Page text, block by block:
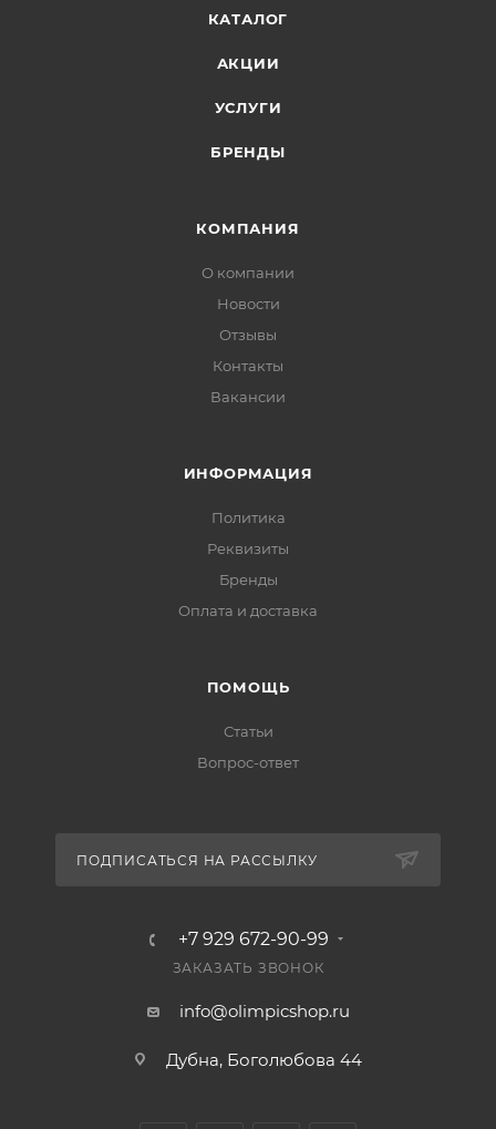
КАТАЛОГ
АКЦИИ
УСЛУГИ
БРЕНДЫ
КОМПАНИЯ
О компании
Новости
Отзывы
Контакты
Вакансии
ИНФОРМАЦИЯ
Политика
Реквизиты
Бренды
Оплата и доставка
ПОМОЩЬ
Статьи
Вопрос-ответ
ПОДПИСАТЬСЯ НА РАССЫЛКУ
+7 929 672-90-99
ЗАКАЗАТЬ ЗВОНОК
info@olimpicshop.ru
Дубна, Боголюбова 44